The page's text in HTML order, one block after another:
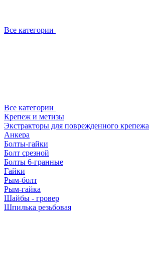
Все категории
Все категории
Крепеж и метизы
Экстракторы для поврежденного крепежа
Анкера
Болты-гайки
Болт срезной
Болты 6-гранные
Гайки
Рым-болт
Рым-гайка
Шайбы - гровер
Шпилька резьбовая